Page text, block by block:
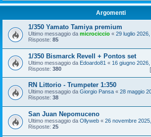
Argomenti
1/350 Yamato Tamiya premium
Ultimo messaggio da microciccio « 29 luglio
Risposte: 85
1/350 Bismarck Revell + Pontos set
Ultimo messaggio da Edoardo81 « 16 giugno
Risposte: 380
RN Littorio - Trumpeter 1:350
Ultimo messaggio da Giorgio Pansa « 28 maggio
Risposte: 38
San Juan Nepomuceno
Ultimo messaggio da Ollyweb « 26 novembre
Risposte: 25